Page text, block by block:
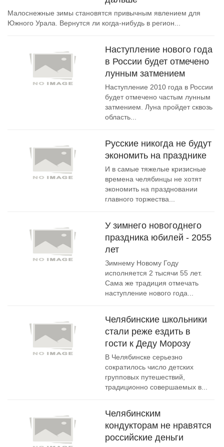
Малоснежные зимы становятся привычным явлением для
Южного Урала. Вернутся ли когда-нибудь в регион...
Наступление нового года
в России будет отмечено
лунным затмением
Наступление 2010 года в России
будет отмечено частым лунным
затмением. Луна пройдет сквозь
область...
Русские никогда не будут
экономить на празднике
И в самые тяжелые кризисные
времена челябинцы не хотят
экономить на праздновании
главного торжества...
У зимнего новогоднего
праздника юбилей - 2055
лет
Зимнему Новому Году
исполняется 2 тысячи 55 лет.
Сама же традиция отмечать
наступление нового года...
Челябинские школьники
стали реже ездить в
гости к Деду Морозу
В Челябинске серьезно
сократилось число детских
групповых путешествий,
традиционно совершаемых в...
Челябинским
кондукторам не нравятся
российские деньги